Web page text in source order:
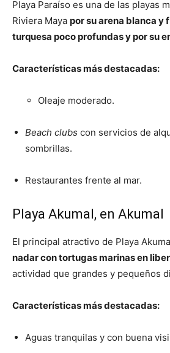
Playa Paraíso es una de las playas
Riviera Maya por su arena blanca y
turquesa poco profundas y por su
Características más destacadas:
Oleaje moderado.
Beach clubs con servicios de
sombrillas.
Restaurantes frente al mar.
Playa Akumal, en Akumal
El principal atractivo de Playa
nadar con tortugas marinas en
actividad que grandes y pequeños
Características más destacadas:
Aguas tranquilas y con buena